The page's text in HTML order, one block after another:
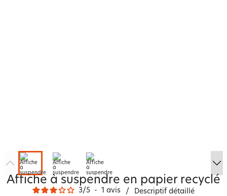
Affiche à suspendre en papier recyclé
3/5 - 1 avis / Descriptif détaillé